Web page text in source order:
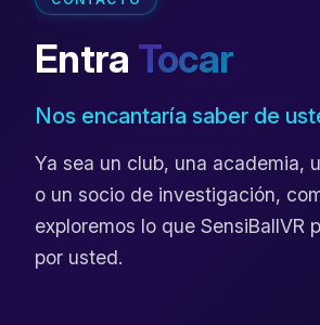
Entra Tocar
Nos encantaría saber de
Ya sea un club, una academia,
o un socio de investigación,
exploremos lo que SensiBallVR
por usted.